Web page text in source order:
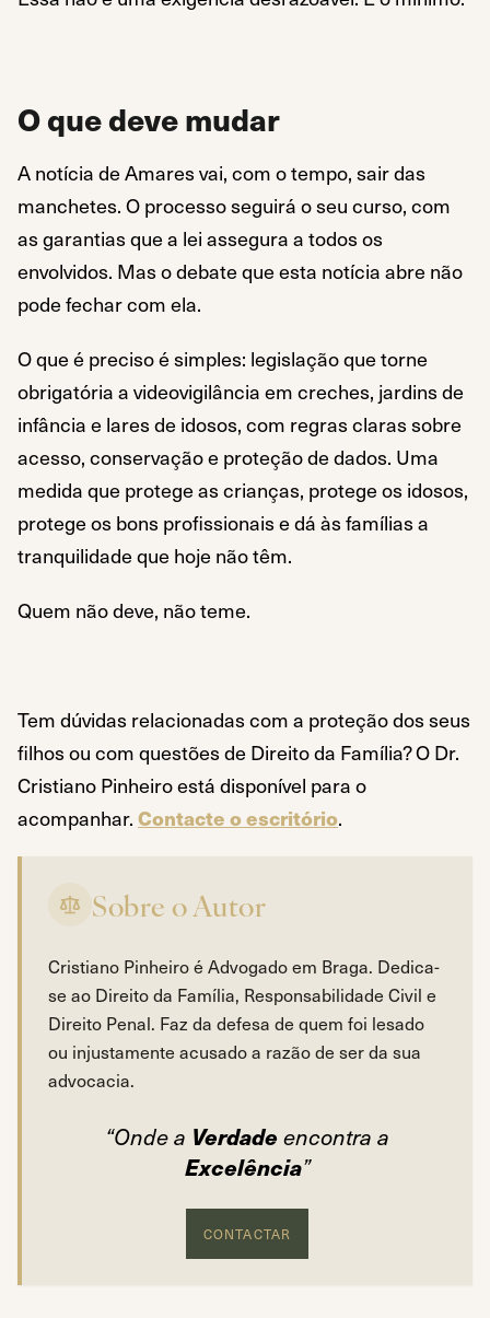
O que deve mudar
A notícia de Amares vai, com o tempo, sair das
manchetes. O processo seguirá o seu curso, com
as garantias que a lei assegura a todos os
envolvidos. Mas o debate que esta notícia abre não
pode fechar com ela.
O que é preciso é simples: legislação que torne
obrigatória a videovigilância em creches, jardins de
infância e lares de idosos, com regras claras sobre
acesso, conservação e proteção de dados. Uma
medida que protege as crianças, protege os idosos,
protege os bons profissionais e dá às famílias a
tranquilidade que hoje não têm.
Quem não deve, não teme.
Tem dúvidas relacionadas com a proteção dos seus
filhos ou com questões de Direito da Família? O Dr.
Cristiano Pinheiro está disponível para o
acompanhar. Contacte o escritório.
Sobre o Autor
Cristiano Pinheiro é Advogado em Braga. Dedica-
se ao Direito da Família, Responsabilidade Civil e
Direito Penal. Faz da defesa de quem foi lesado
ou injustamente acusado a razão de ser da sua
advocacia.
“Onde a Verdadeencontra a
Excelência”
CONTACTAR